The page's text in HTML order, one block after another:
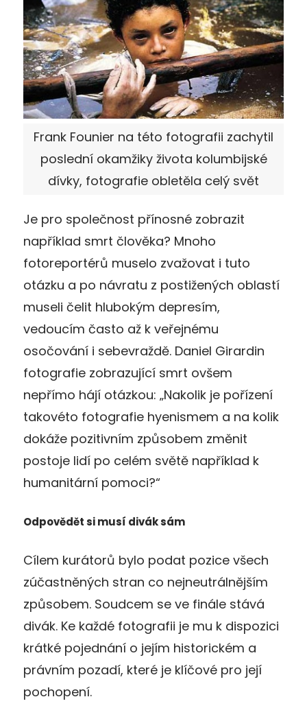
Frank Founier na této fotografii zachytil
poslední okamžiky života kolumbijské
dívky, fotografie obletěla celý svět
Je pro společnost přínosné zobrazit
například smrt člověka? Mnoho
fotoreportérů muselo zvažovat i tuto
otázku a po návratu z postižených oblastí
museli čelit hlubokým depresím,
vedoucím často až k veřejnému
osočování i sebevraždě. Daniel Girardin
fotografie zobrazující smrt ovšem
nepřímo hájí otázkou: „Nakolik je pořízení
takovéto fotografie hyenismem a na kolik
dokáže pozitivním způsobem změnit
postoje lidí po celém světě například k
humanitární pomoci?“
Odpovědět si musí divák sám
Cílem kurátorů bylo podat pozice všech
zúčastněných stran co nejneutrálnějším
způsobem. Soudcem se ve finále stává
divák. Ke každé fotografii je mu k dispozici
krátké pojednání o jejím historickém a
právním pozadí, které je klíčové pro její
pochopení.